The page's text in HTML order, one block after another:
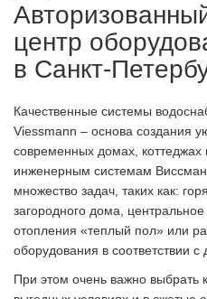
центр
в Санкт-
Качественные системы
Viessmann – основа создания
современных домах, коттеджах
инженерным системам
множество задач, таких как:
загородного дома,
отопления «теплый пол» или
оборудования в соответствии
При этом очень важно выбрать